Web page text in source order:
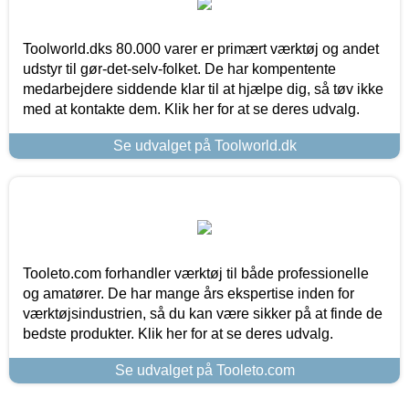
Toolworld.dks 80.000 varer er primært værktøj og andet
udstyr til gør-det-selv-folket. De har kompentente
medarbejdere siddende klar til at hjælpe dig, så tøv ikke
med at kontakte dem. Klik her for at se deres udvalg.
Se udvalget på Toolworld.dk
Tooleto.com forhandler værktøj til både professionelle
og amatører. De har mange års ekspertise inden for
værktøjsindustrien, så du kan være sikker på at finde de
bedste produkter. Klik her for at se deres udvalg.
Se udvalget på Tooleto.com